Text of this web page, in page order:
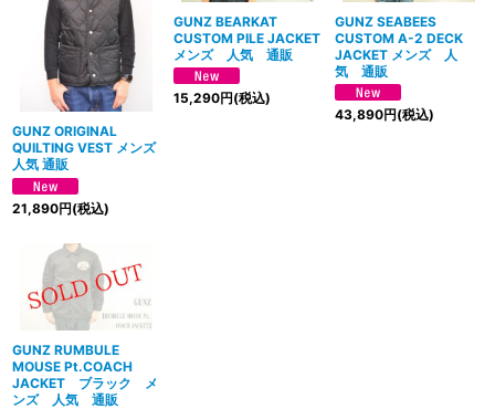
絞り込む
GUNZ ORIGINAL
QUILTING VEST メンズ
人気 通販
21,890円(税込)
GUNZ BEARKAT
CUSTOM PILE JACKET
メンズ 人気 通販
15,290円(税込)
GUNZ SEABEES
CUSTOM A-2 DECK
JACKET メンズ 人
気 通販
43,890円(税込)
GUNZ RUMBULE
MOUSE Pt.COACH
JACKET ブラック メ
ンズ 人気 通販